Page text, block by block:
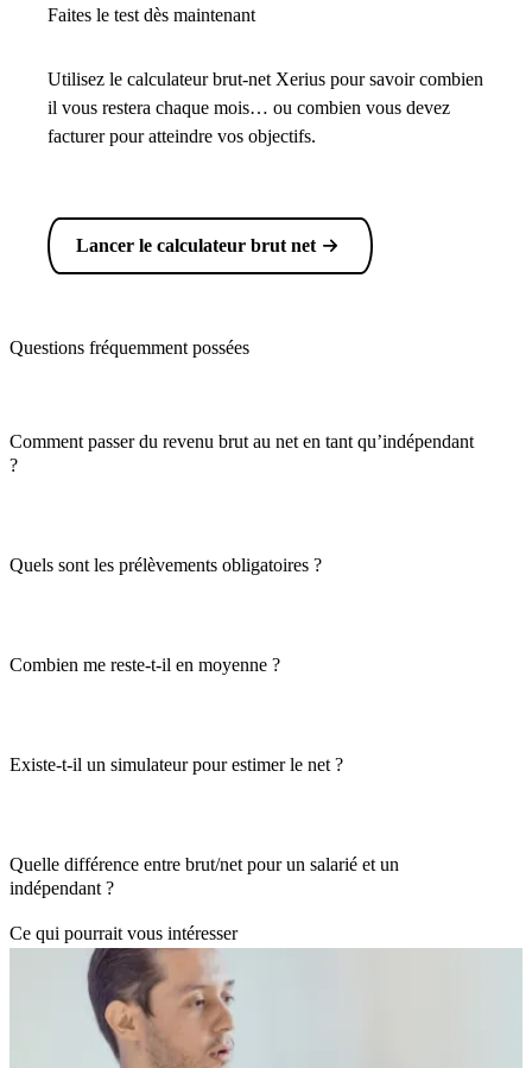
Faites le test dès maintenant
Utilisez le calculateur brut-net Xerius pour savoir combien
il vous restera chaque mois… ou combien vous devez
facturer pour atteindre vos objectifs.
Lancer le calculateur brut net
Questions fréquemment possées
Comment passer du revenu brut au net en tant qu’indépendant
?
Quels sont les prélèvements obligatoires ?
Combien me reste-t-il en moyenne ?
Existe-t-il un simulateur pour estimer le net ?
Quelle différence entre brut/net pour un salarié et un
indépendant ?
Ce qui pourrait vous intéresser